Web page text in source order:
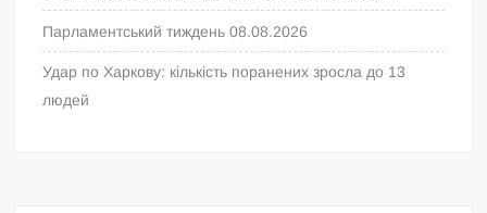
Парламентський тиждень 08.08.2026
Удар по Харкову: кількість поранених зросла до 13
людей